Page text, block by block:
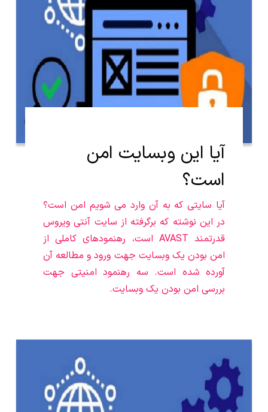
آیا این وبسایت امن
است؟
آیا سایتی که به آن وارد می شویم امن است؟
در این نوشته که برگرفته از سایت آنتی ویروس
قدرتمند AVAST است، رهنمودهای کاملی از
امن بودن یک وبسایت جهت ورود و مطالعه آن
آورده شده است. سه رهنمود امنیتی جهت
بررسی امن بودن یک وبسایت.